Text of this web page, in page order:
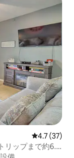
レビュー37
4.7 (37)
リップまで約6.4